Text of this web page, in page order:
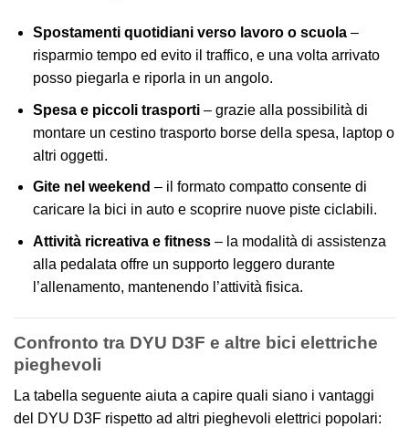
Spostamenti quotidiani verso lavoro o scuola–
risparmio tempo ed evito il traffico, e una volta arrivato
posso piegarla e riporla in un angolo.
Spesa e piccoli trasporti– grazie alla possibilità di
montare un cestino trasporto borse della spesa, laptop o
altri oggetti.
Gite nel weekend – il formato compatto consente di
caricare la bici in auto e scoprire nuove piste ciclabili.
Attività ricreativa e fitness– la modalità di assistenza
alla pedalata offre un supporto leggero durante
l’allenamento, mantenendo l’attività fisica.
Confronto tra DYU D3F e altre bici elettriche
pieghevoli
La tabella seguente aiuta a capire quali siano i vantaggi
del DYU D3F rispetto ad altri pieghevoli elettrici popolari: